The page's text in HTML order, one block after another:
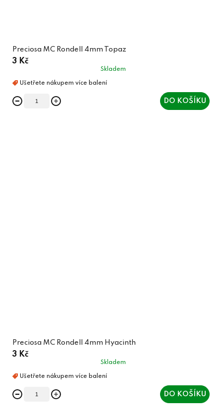
Preciosa MC Rondell 4mm Topaz
3 Kč
Skladem
DO KOŠÍKU
Preciosa MC Rondell 4mm Hyacinth
3 Kč
Skladem
DO KOŠÍKU